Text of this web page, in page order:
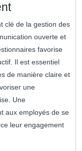
clé de la gestion des
ouverte et
favorise
Il est essentiel
de manière claire et
une
Une
aux employés de se
leur engagement